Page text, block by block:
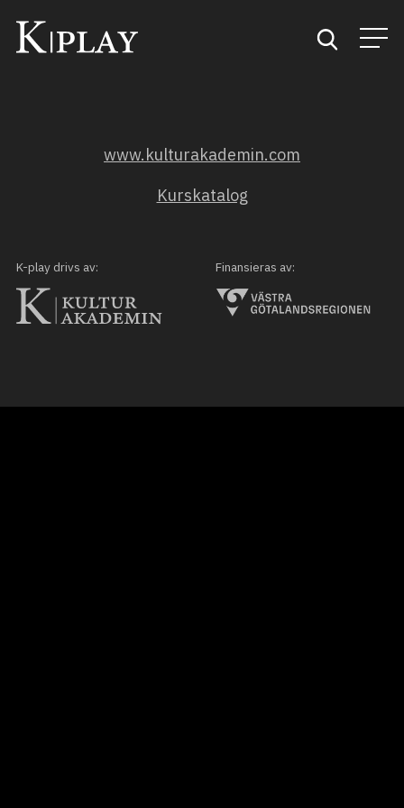
Kategorier
Mina favoriter
www.kulturakademin.com
Kurskatalog
K-play drivs av: Finansieras av: